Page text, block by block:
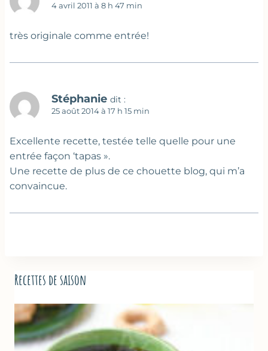
4 avril 2011 à 8 h 47 min
très originale comme entrée!
Stéphanie dit :
25 août 2014 à 17 h 15 min
Excellente recette, testée telle quelle pour une
entrée façon ‘tapas ».
Une recette de plus de ce chouette blog, qui m’a
convaincue.
Recettes de saison